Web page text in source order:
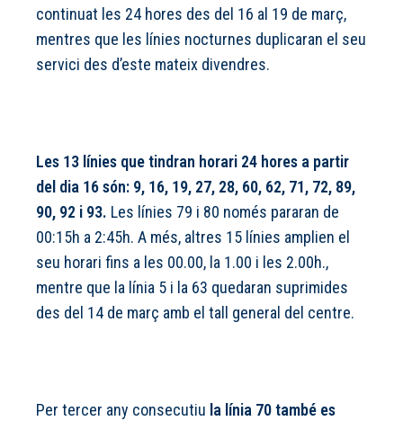
continuat les 24 hores des del 16 al 19 de març,
mentres que les línies nocturnes duplicaran el seu
servici des d’este mateix divendres.
Les 13 línies que tindran horari 24 hores a partir
del dia 16 són: 9, 16, 19, 27, 28, 60, 62, 71, 72, 89,
90, 92 i 93. Les línies 79 i 80 només pararan de
00:15h a 2:45h. A més, altres 15 línies amplien el
seu horari fins a les 00.00, la 1.00 i les 2.00h.,
mentre que la línia 5 i la 63 quedaran suprimides
des del 14 de març amb el tall general del centre.
Per tercer any consecutiu la línia 70 també es